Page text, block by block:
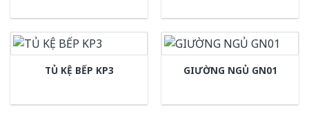
TỦ KỆ BẾP KP3 GIƯỜNG NGỦ GN01